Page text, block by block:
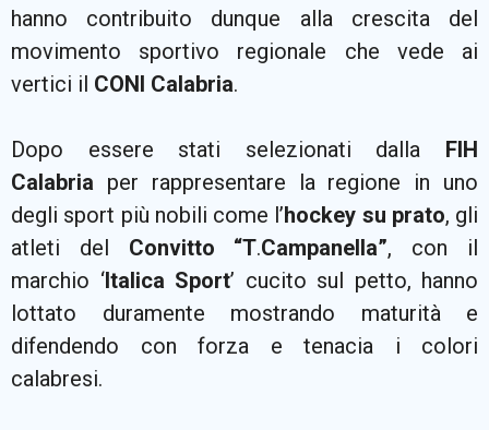
hanno contribuito dunque alla crescita del
movimento sportivo regionale che vede ai
vertici il CONI Calabria.
Dopo essere stati selezionati dalla FIH
Calabria per rappresentare la regione in uno
degli sport più nobili come l’hockey su prato, gli
atleti del Convitto “T.Campanella”, con il
marchio ‘Italica Sport’ cucito sul petto, hanno
lottato duramente mostrando maturità e
difendendo con forza e tenacia i colori
calabresi.